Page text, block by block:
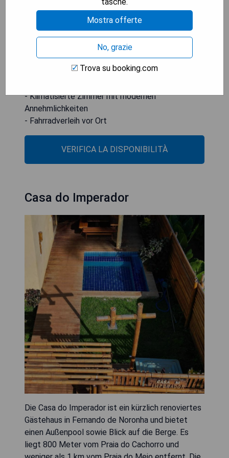
der Umgebung werden Sightseeing-Touren
angeboten und Fahrräder können gemietet
werden.
- Kostenfreier Shuttle-Service verfügbar
- Gemeinsame Küche für Selbstversorger
- Klimatisierte Zimmer mit modernen
Annehmlichkeiten
- Fahrradverleih vor Ort
VERIFICA LA DISPONIBILITÀ
Casa do Imperador
Die Casa do Imperador ist ein kürzlich renoviertes
Gästehaus in Fernando de Noronha und bietet
einen Außenpool sowie Blick auf die Berge. Es
liegt 800 Meter vom Praia do Cachorro und
Mostra offerte
No, grazie
Trova su booking.com